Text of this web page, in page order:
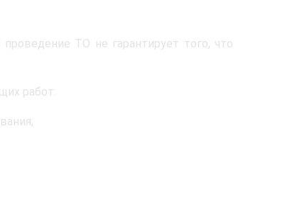
ТО не гарантирует того, что
работ: